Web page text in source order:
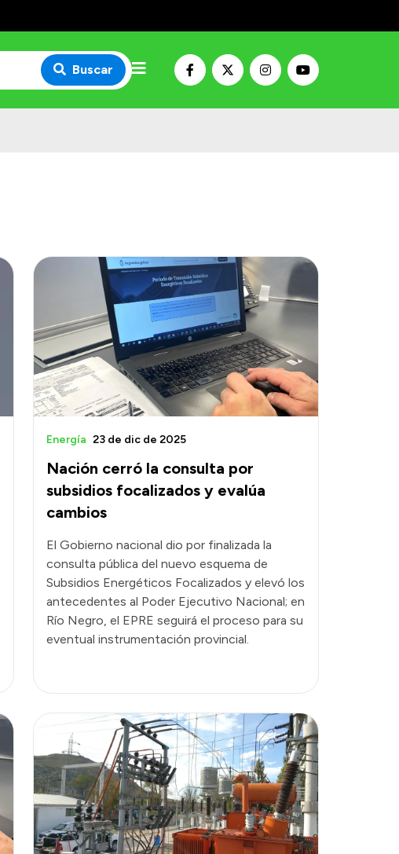
Buscar
Nación cerró la consulta por
subsidios focalizados y evalúa
cambios
Energía 23 de dic de 2025
El Gobierno nacional dio por finalizada la
consulta pública del nuevo esquema de
Subsidios Energéticos Focalizados y elevó los
antecedentes al Poder Ejecutivo Nacional; en
Río Negro, el EPRE seguirá el proceso para su
eventual instrumentación provincial.